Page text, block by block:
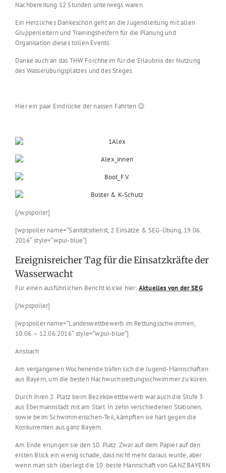
Nachbereitung 12 Stunden unterwegs waren.
Ein Herzliches Dankeschön geht an die Jugendleitung mit allen
Gruppenleitern und Trainingshelfern für die Planung und
Organisation dieses tollen Events.
Danke auch an das THW Forchheim für die Erlaubnis der Nutzung
des Wasserübungsplatzes und des Steges.
Hier ein paar Eindrücke der nassen Fahrten 😉
[/wpspoiler]
[wpspoiler name=“Sanitätsdienst, 2 Einsätze & SEG-Übung, 19.06.
2016″ style=“wpui-blue“]
Ereignisreicher Tag für die Einsatzkräfte der
Wasserwacht
Für einen ausführlichen Bericht klicke hier: Aktuelles von der SEG
[/wpspoiler]
[wpspoiler name=“Landeswettbewerb im Rettungsschwimmen,
10.06. – 12.06.2016″ style=“wpui-blue“]
Ansbach
Am vergangenen Wochenende trafen sich die Jugend-Mannschaften
aus Bayern, um die besten Nachwuchsrettungsschwimmer zu küren.
Durch ihren 2. Platz beim Bezirkswettbewerb war auch die Stufe 3
aus Ebermannstadt mit am Start. In zehn verschiedenen Stationen,
sowie beim Schwimmerischen-Teil, kämpften sie hart gegen die
Konkurrenten aus ganz Bayern.
Am Ende errungen sie den 10. Platz. Zwar auf dem Papier auf den
ersten Blick ein wenig schade, dass nicht mehr daraus wurde, aber
wenn man sich überlegt die 10. beste Mannschaft von GANZ BAYERN